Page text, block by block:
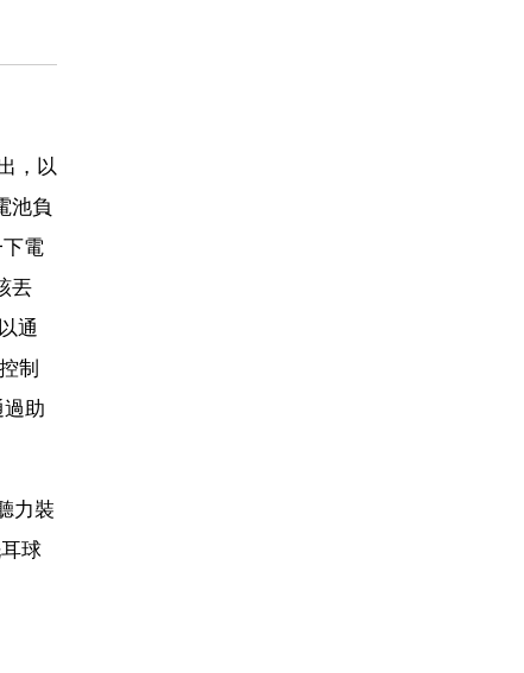
，以
池負
電
丟
通
制
助
力裝
球